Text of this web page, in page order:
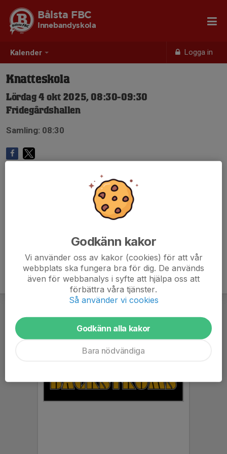
Kalender Logga in
Bålsta FBC
Innebandyskola
Knatteskola
Lördag 4 okt 2025, 08:30-09:30
Fridegårdshallen
Samling: 08:30
Godkänn kakor
Vi använder oss av kakor (cookies) för att vår
webbplats ska fungera bra för dig. De används
även för webbanalys i syfte att hjälpa oss att
förbättra våra tjänster.
Så använder vi cookies
Godkänn alla kakor
Bara nödvändiga